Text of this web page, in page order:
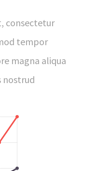
consectetur
tempor
magna aliqua
nostrud